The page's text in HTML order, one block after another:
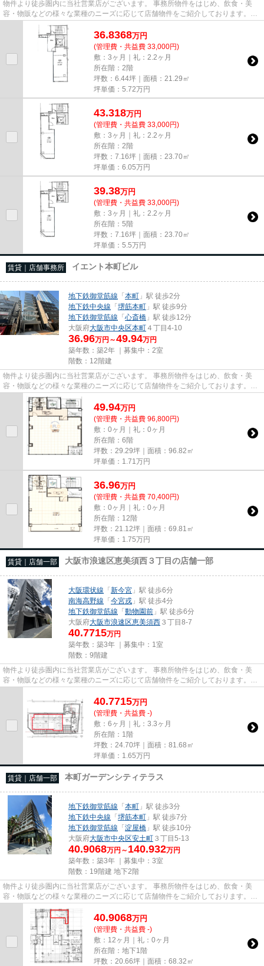
物件より徒歩圏内に当社営業店がございます。 事務所物件をはじめ、飲食・美
容・物販などの様々な業種のニーズに応じて店舗物件をご紹介しております。
尚、弊社ではおとり広告は一切...
36.8368万円
(管理費・共益費 33,000円)
敷：3ヶ月｜礼：2.2ヶ月
所在階：2階
坪数：6.44坪｜面積：21.29㎡
坪単価： 5.72万円
43.318万円
(管理費・共益費 33,000円)
敷：3ヶ月｜礼：2.2ヶ月
所在階：2階
坪数：7.16坪｜面積：23.70㎡
坪単価： 6.05万円
39.38万円
(管理費・共益費 33,000円)
敷：3ヶ月｜礼：2.2ヶ月
所在階：5階
坪数：7.16坪｜面積：23.70㎡
坪単価： 5.5万円
賃貸｜店舗事務所 イエント本町ビル
地下鉄御堂筋線 「本町 」駅 徒歩2分
地下鉄中央線 「堺筋本町 」駅 徒歩9分
地下鉄御堂筋線 「心斎橋 」駅 徒歩12分
大阪府大阪市中央区本町 ４丁目4-10
36.96万円～49.94万円
築年数：築2年 ｜募集中： 2室
階数：12階建
物件より徒歩圏内に当社営業店がございます。 事務所物件をはじめ、飲食・美
容・物販などの様々な業種のニーズに応じて店舗物件をご紹介しております。
尚、弊社ではおとり広告は一切...
49.94万円
(管理費・共益費 96,800円)
敷：0ヶ月｜礼：0ヶ月
所在階：6階
坪数：29.29坪｜面積：96.82㎡
坪単価： 1.71 万円
36.96万円
(管理費・共益費 70,400円)
敷：0ヶ月｜礼：0ヶ月
所在階：12階
坪数：21.12坪｜面積：69.81㎡
坪単価： 1.75万円
賃貸｜店舗一部 大阪市浪速区恵美須西３丁目の店舗一部
大阪環状線 「新今宮 」駅 徒歩6分
南海高野線 「今宮戎 」駅 徒歩4分
地下鉄御堂筋線 「動物園前 」駅 徒歩6分
大阪府大阪市浪速区恵美須西 ３丁目8-7
40.7715万円
築年数：築3年 ｜募集中： 1室
階数：9階建
物件より徒歩圏内に当社営業店がございます。 事務所物件をはじめ、飲食・美
容・物販などの様々な業種のニーズに応じて店舗物件をご紹介しております。
尚、弊社ではおとり広告は一切...
40.7715万円
(管理費・共益費 -)
敷：6ヶ月｜礼：3.3ヶ月
所在階：1階
坪数：24.70坪｜面積：81.68㎡
坪単価： 1.65万円
賃貸｜店舗一部 本町ガーデンシティテラス
地下鉄御堂筋線 「本町 」駅 徒歩3分
地下鉄中央線 「堺筋本町 」駅 徒歩7分
地下鉄御堂筋線 「淀屋橋 」駅 徒歩10分
大阪府大阪市中央区安土町 ３丁目5-13
40.9068万円～ 140.932万円
築年数：築3年 ｜募集中： 3室
階数：19階建 地下2階
物件より徒歩圏内に当社営業店がございます。 事務所物件をはじめ、飲食・美
容・物販などの様々な業種のニーズに応じて店舗物件をご紹介しております。
尚、弊社ではおとり広告は一切...
40.9068万円
(管理費・共益費 -)
敷：12ヶ月｜礼：0ヶ月
所在階：地下1階
坪数：20.66坪｜面積：68.32㎡